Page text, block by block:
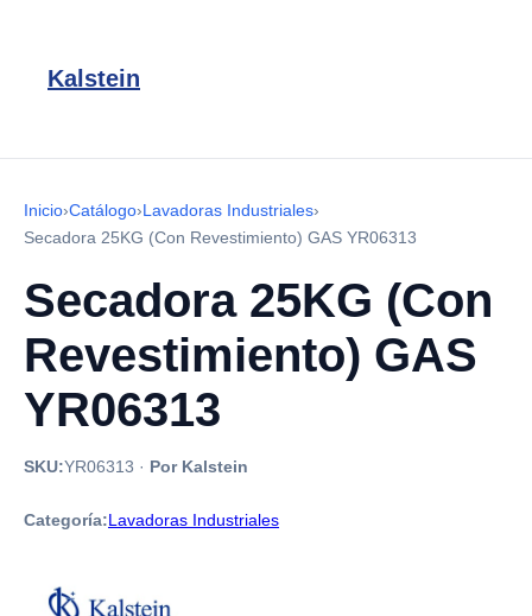
Kalstein
Inicio›Catálogo›Lavadoras Industriales›
Secadora 25KG (Con Revestimiento) GAS YR06313
Secadora 25KG (Con
Revestimiento) GAS
YR06313
SKU:YR06313 · Por Kalstein
Categoría:Lavadoras Industriales